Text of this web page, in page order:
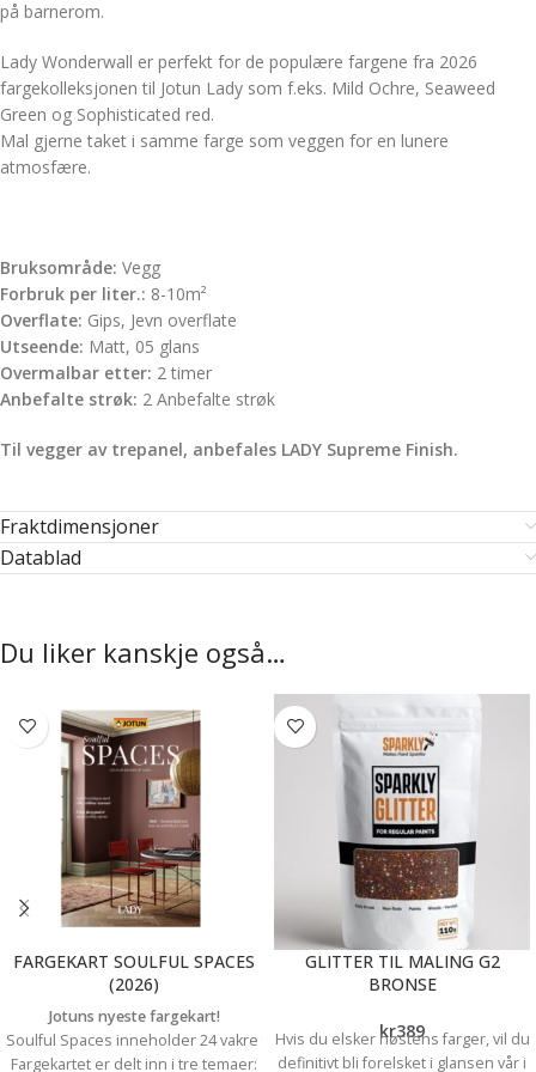
på barnerom.
Lady Wonderwall er perfekt for de populære fargene fra 2026
fargekolleksjonen til Jotun Lady som f.eks. Mild Ochre, Seaweed
Green og Sophisticated red.
Mal gjerne taket i samme farge som veggen for en lunere
atmosfære.
Bruksområde: Vegg
Forbruk per liter.: 8-10m²
Overflate: Gips, Jevn overflate
Utseende: Matt, 05 glans
Overmalbar etter: 2 timer
Anbefalte strøk: 2 Anbefalte strøk
Til vegger av trepanel, anbefales LADY Supreme Finish.
Fraktdimensjoner
Datablad
Du liker kanskje også…
FARGEKART SOULFUL SPACES
(2026)
Jotuns nyeste fargekart!
Soulful Spaces inneholder 24 vakre farger, alle nøye utvalgt for sin evne
Fargekartet er delt inn i tre temaer:
GLITTER TIL MALING G2
BRONSE
kr389
Hvis du elsker høstens farger, vil du
definitivt bli forelsket i glansen vår i